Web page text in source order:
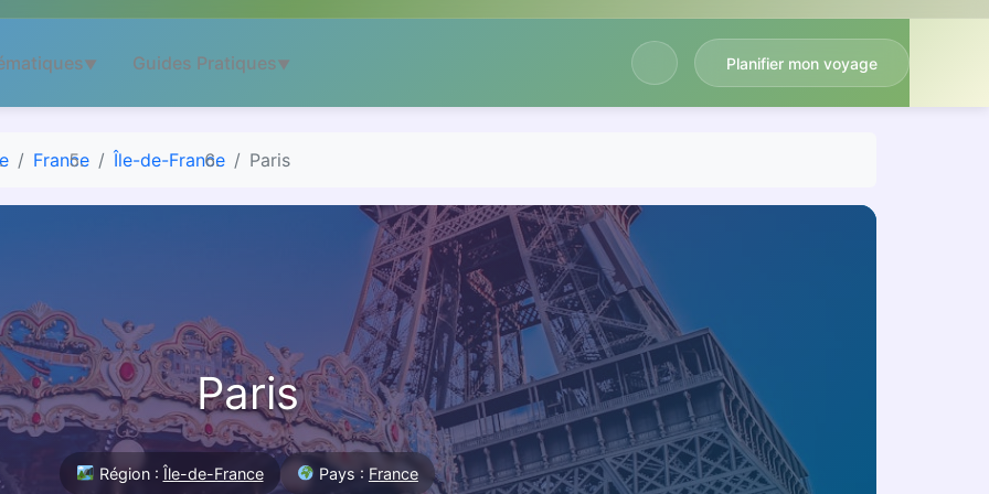
▼ Guides Pratiques ▼ Planifier mon voyage
France Île-de-France Paris
Paris
Région : Île-de-France Pays : France